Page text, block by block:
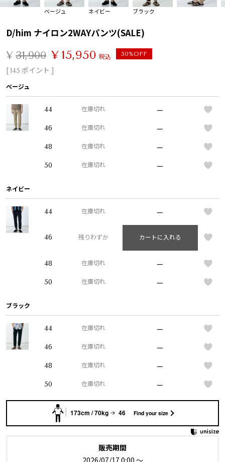
ベージュ ネイビー ブラック
D/him ナイロン2WAYパンツ(SALE)
¥ 31,900 ¥15,950 税込 50%OFF
[145 ポイント ]
ベージュ
44 在庫切れ —
46 在庫切れ —
48 在庫切れ —
50 在庫切れ —
ネイビー
44 在庫切れ —
46 残りわずか カートに入れる
48 在庫切れ —
50 在庫切れ —
ブラック
44 在庫切れ —
46 在庫切れ —
48 在庫切れ —
50 在庫切れ —
173cm / 70kg 46 Find your size
販売期間
2026/07/17 0:00 〜